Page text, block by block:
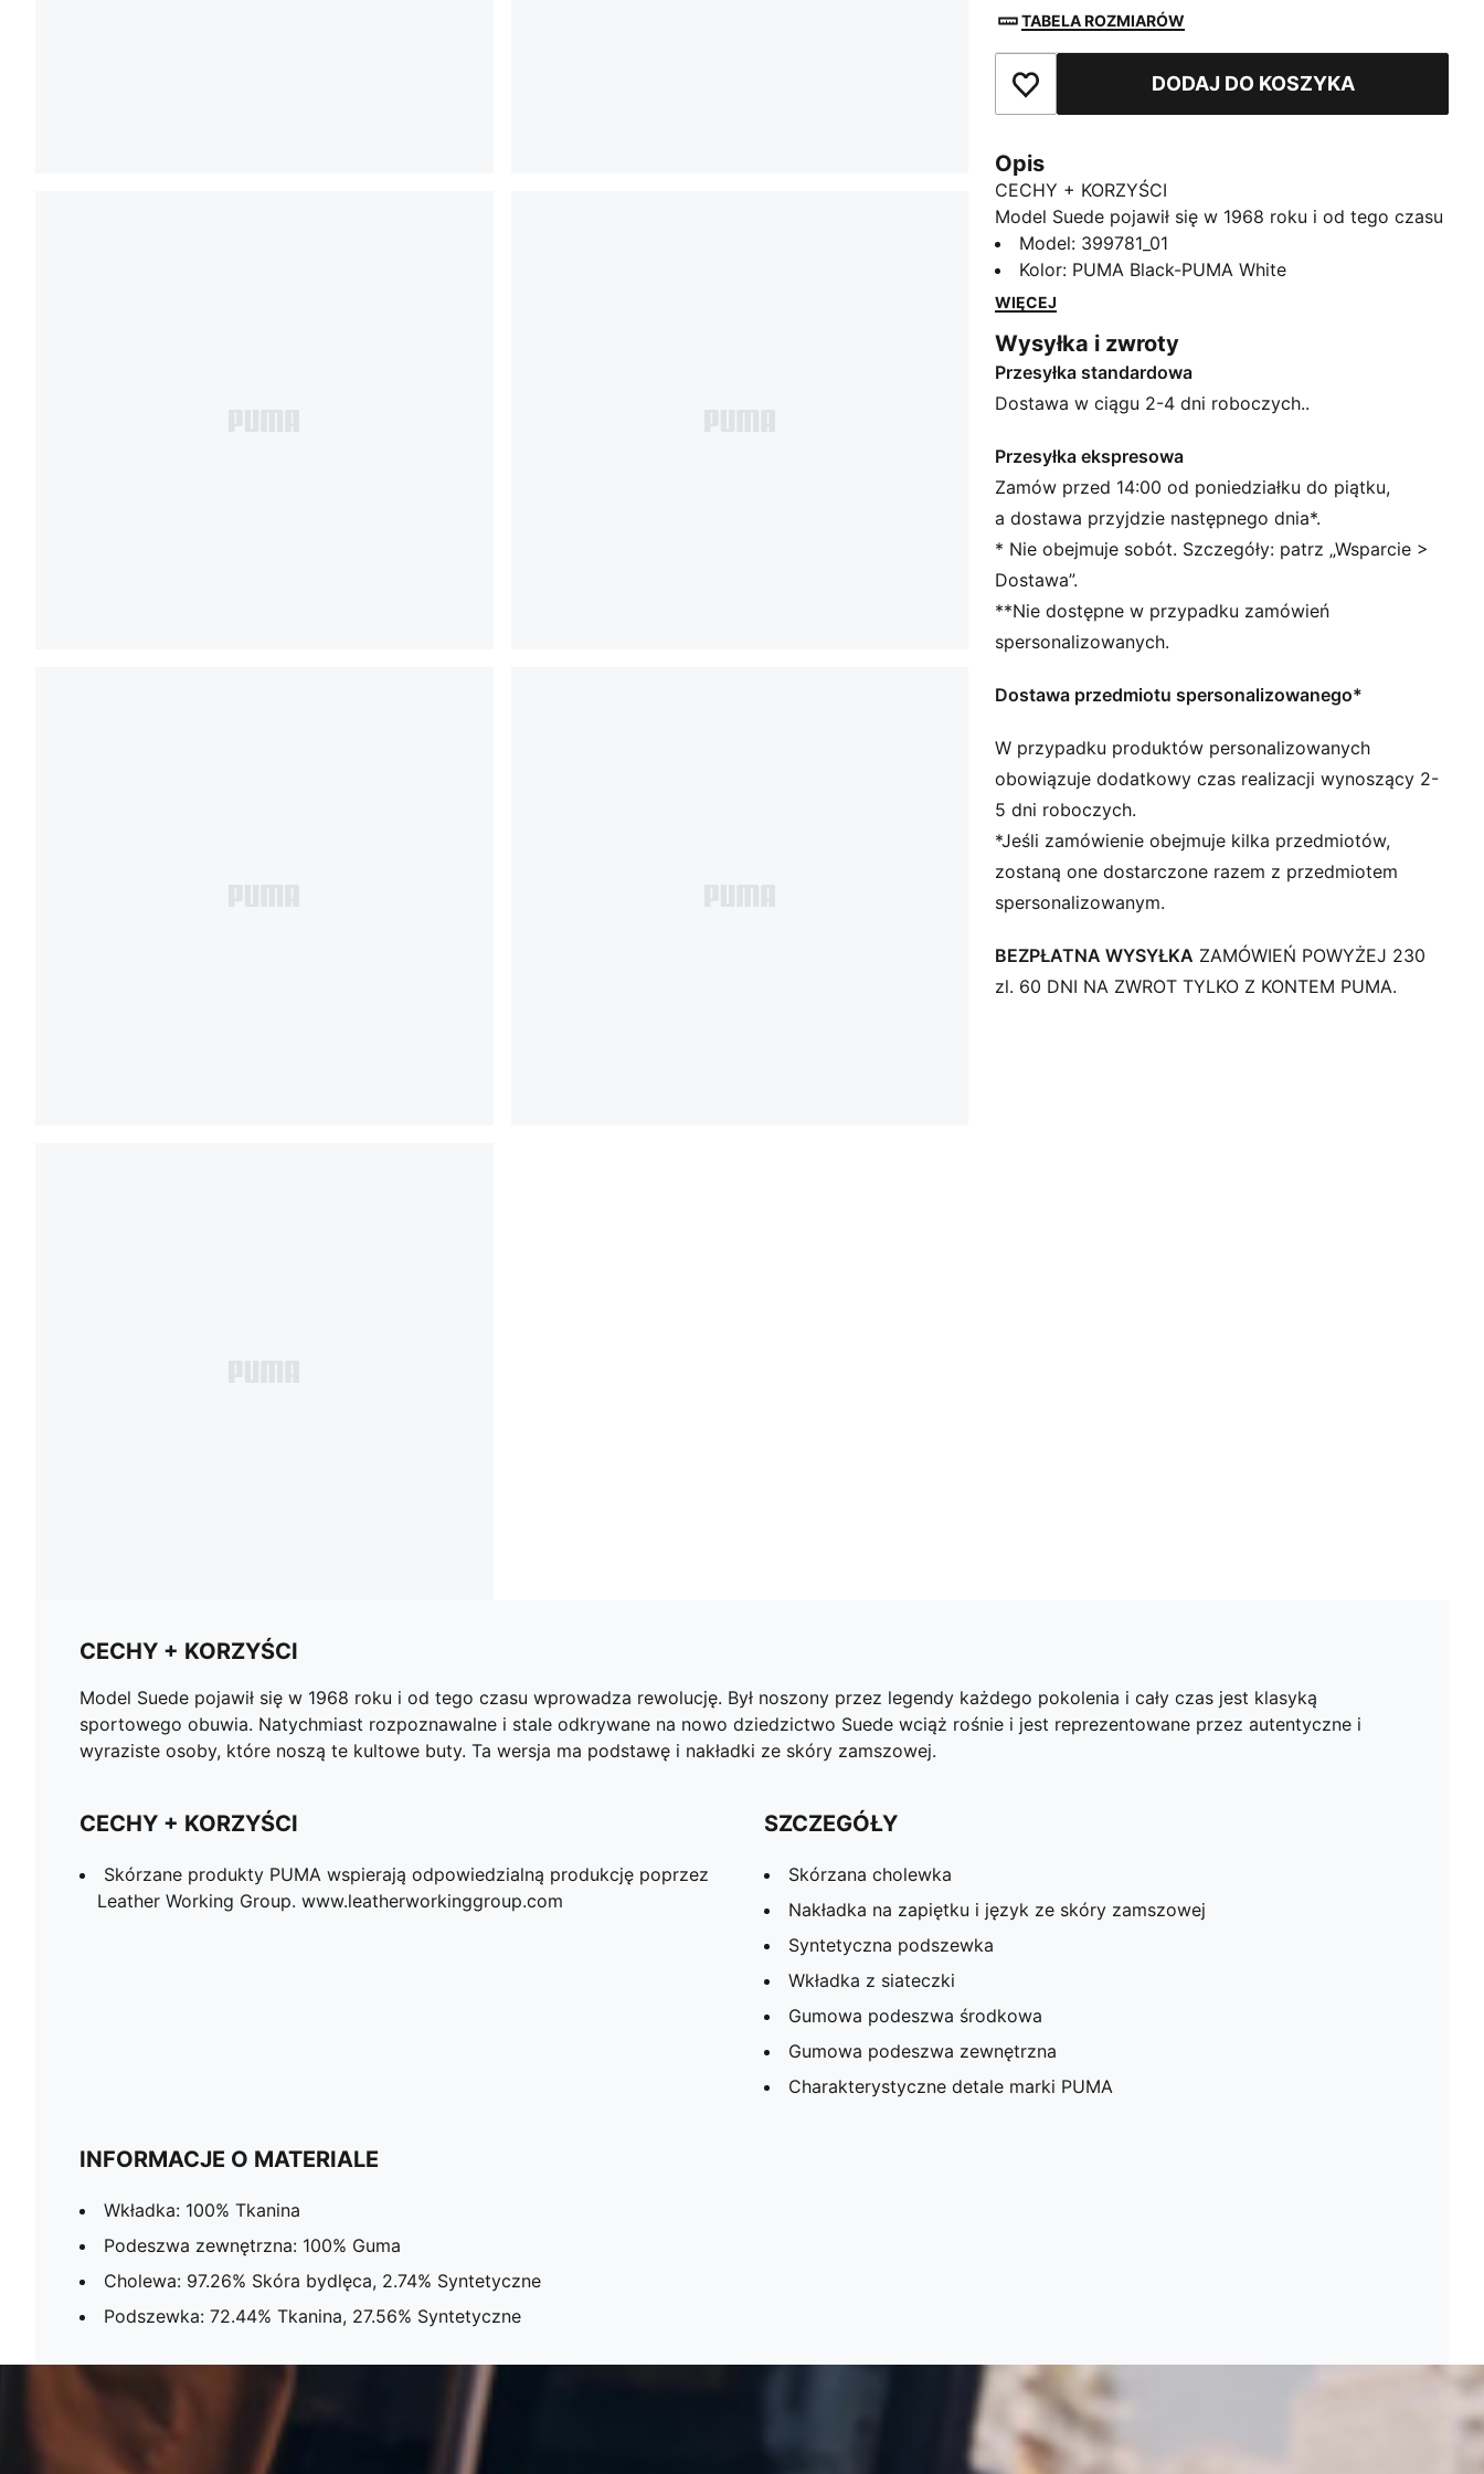
TABELA ROZMIARÓW
Dodaj do ulubionychDODAJ DO KOSZYKA
Opis
CECHY + KORZYŚCI
Model Suede pojawił się w 1968 roku i od tego czasu
wprowadza rewolucję. Był noszony przez legendy
każdego pokolenia i cały czas jest klasyką
sportowego obuwia. Natychmiast rozpoznawalne i
rośnie i jest reprezentowane przez autentyczne i
wyraziste osoby, które noszą te kultowe buty. Ta
wersja ma podstawę i nakładki ze skóry zamszowej.
Skórzane produkty PUMA wspierają odpowiedzialną
produkcję poprzez Leather Working Group.
www.leatherworkinggroup.com
SZCZEGÓŁY
Skórzana cholewka
Nakładka na zapiętku i język ze skóry zamszowej
Syntetyczna podszewka
Wkładka z siateczki
Gumowa podeszwa zewnętrzna
Model: 399781_01
Kolor: PUMA Black-PUMA White
WIĘCEJ
Wysyłka i zwroty
Przesyłka standardowa
Dostawa w ciągu 2-4 dni roboczych..
Przesyłka ekspresowa
Zamów przed 14:00 od poniedziałku do piątku,
a dostawa przyjdzie następnego dnia*.
* Nie obejmuje sobót. Szczegóły: patrz „Wsparcie >
Dostawa”.
**Nie dostępne w przypadku zamówień
spersonalizowanych.
Dostawa przedmiotu spersonalizowanego*
W przypadku produktów personalizowanych
obowiązuje dodatkowy czas realizacji wynoszący 2-
5 dni roboczych.
*Jeśli zamówienie obejmuje kilka przedmiotów,
zostaną one dostarczone razem z przedmiotem
spersonalizowanym.
BEZPŁATNA WYSYŁKA ZAMÓWIEŃ POWYŻEJ 230
zl. 60 DNI NA ZWROT TYLKO Z KONTEM PUMA.
CECHY + KORZYŚCI
Model Suede pojawił się w 1968 roku i od tego czasu wprowadza rewolucję. Był noszony przez legendy każdego pokolenia i cały czas jest klasyką
sportowego obuwia. Natychmiast rozpoznawalne i stale odkrywane na nowo dziedzictwo Suede wciąż rośnie i jest reprezentowane przez autentyczne i
wyraziste osoby, które noszą te kultowe buty. Ta wersja ma podstawę i nakładki ze skóry zamszowej.
CECHY + KORZYŚCI
Skórzane produkty PUMA wspierają odpowiedzialną produkcję poprzez
Leather Working Group. www.leatherworkinggroup.com
SZCZEGÓŁY
Skórzana cholewka
Nakładka na zapiętku i język ze skóry zamszowej
Syntetyczna podszewka
Wkładka z siateczki
Gumowa podeszwa środkowa
Gumowa podeszwa zewnętrzna
Charakterystyczne detale marki PUMA
INFORMACJE O MATERIALE
Wkładka: 100% Tkanina
Podeszwa zewnętrzna: 100% Guma
Cholewa: 97.26% Skóra bydlęca, 2.74% Syntetyczne
Podszewka: 72.44% Tkanina, 27.56% Syntetyczne